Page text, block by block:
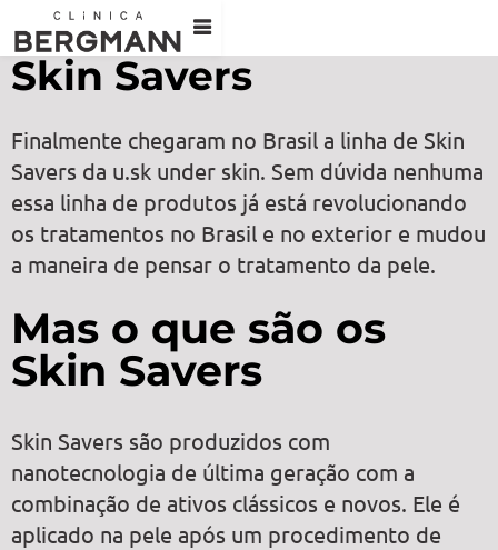
Skin Savers
Finalmente chegaram no Brasil a linha de Skin
Savers da u.sk under skin. Sem dúvida nenhuma
essa linha de produtos já está revolucionando
os tratamentos no Brasil e no exterior e mudou
a maneira de pensar o tratamento da pele.
Mas o que são os
Skin Savers
Skin Savers são produzidos com
nanotecnologia de última geração com a
combinação de ativos clássicos e novos. Ele é
aplicado na pele após um procedimento de